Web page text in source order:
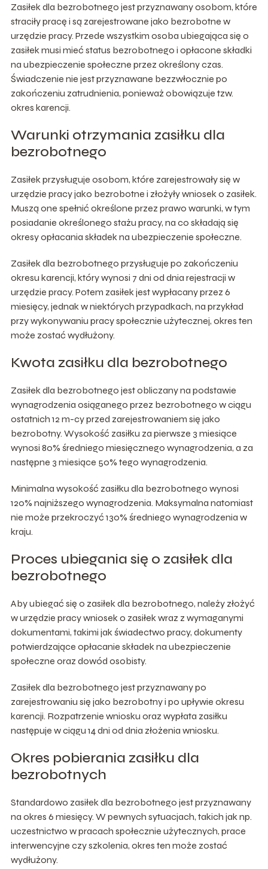
Zasiłek dla bezrobotnego jest przyznawany osobom, które
straciły pracę i są zarejestrowane jako bezrobotne w
urzędzie pracy. Przede wszystkim osoba ubiegająca się o
zasiłek musi mieć status bezrobotnego i opłacone składki
na ubezpieczenie społeczne przez określony czas.
Świadczenie nie jest przyznawane bezzwłocznie po
zakończeniu zatrudnienia, ponieważ obowiązuje tzw.
okres karencji.
Warunki otrzymania zasiłku dla
bezrobotnego
Zasiłek przysługuje osobom, które zarejestrowały się w
urzędzie pracy jako bezrobotne i złożyły wniosek o zasiłek.
Muszą one spełnić określone przez prawo warunki, w tym
posiadanie określonego stażu pracy, na co składają się
okresy opłacania składek na ubezpieczenie społeczne.
Zasiłek dla bezrobotnego przysługuje po zakończeniu
okresu karencji, który wynosi 7 dni od dnia rejestracji w
urzędzie pracy. Potem zasiłek jest wypłacany przez 6
miesięcy, jednak w niektórych przypadkach, na przykład
przy wykonywaniu pracy społecznie użytecznej, okres ten
może zostać wydłużony.
Kwota zasiłku dla bezrobotnego
Zasiłek dla bezrobotnego jest obliczany na podstawie
wynagrodzenia osiąganego przez bezrobotnego w ciągu
ostatnich 12 m-cy przed zarejestrowaniem się jako
bezrobotny. Wysokość zasiłku za pierwsze 3 miesiące
wynosi 80% średniego miesięcznego wynagrodzenia, a za
następne 3 miesiące 50% tego wynagrodzenia.
Minimalna wysokość zasiłku dla bezrobotnego wynosi
120% najniższego wynagrodzenia. Maksymalna natomiast
nie może przekroczyć 130% średniego wynagrodzenia w
kraju.
Proces ubiegania się o zasiłek dla
bezrobotnego
Aby ubiegać się o zasiłek dla bezrobotnego, należy złożyć
w urzędzie pracy wniosek o zasiłek wraz z wymaganymi
dokumentami, takimi jak świadectwo pracy, dokumenty
potwierdzające opłacanie składek na ubezpieczenie
społeczne oraz dowód osobisty.
Zasiłek dla bezrobotnego jest przyznawany po
zarejestrowaniu się jako bezrobotny i po upływie okresu
karencji. Rozpatrzenie wniosku oraz wypłata zasiłku
następuje w ciągu 14 dni od dnia złożenia wniosku.
Okres pobierania zasiłku dla
bezrobotnych
Standardowo zasiłek dla bezrobotnego jest przyznawany
na okres 6 miesięcy. W pewnych sytuacjach, takich jak np.
uczestnictwo w pracach społecznie użytecznych, prace
interwencyjne czy szkolenia, okres ten może zostać
wydłużony.